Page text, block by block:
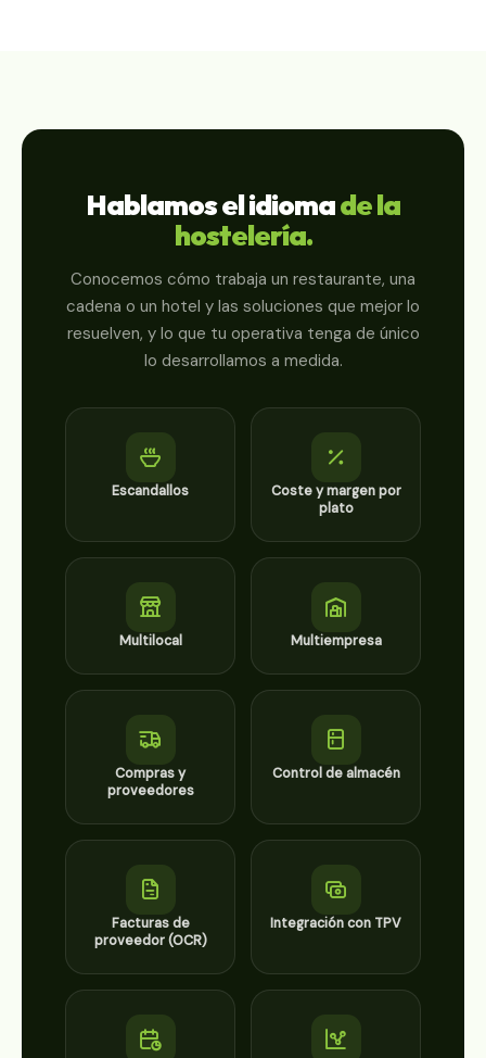
Hablamos el idiomade la
hostelería.
Conocemos cómo trabaja un restaurante, una
cadena o un hotel y las soluciones que mejor lo
resuelven, y lo que tu operativa tenga de único
lo desarrollamos a medida.
Escandallos
Coste y margen por
plato
Multilocal Multiempresa
Compras y
proveedores
Control de almacén
Facturas de
proveedor (OCR)
Integración con TPV